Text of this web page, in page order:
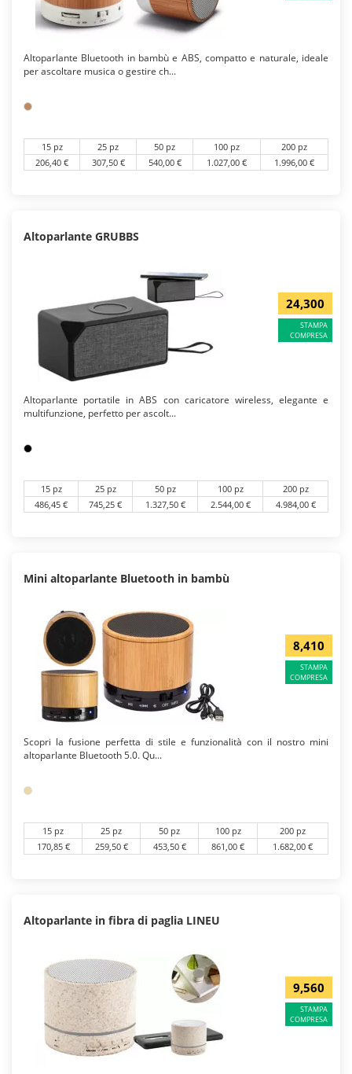
Altoparlante Bluetooth in bambù e ABS, compatto e naturale, ideale
per ascoltare musica o gestire ch...
15 pz 25 pz 50 pz 100 pz
200 pz
206,40 €
307,50 € 540,00 € 1.027,00 € 1.996,00 €
Altoparlante GRUBBS
24,300
STAMPA
COMPRESA
Altoparlante portatile in ABS con caricatore wireless, elegante e
multifunzione, perfetto per ascolt...
15 pz 25 pz 50 pz 100 pz
200 pz
486,45 €
745,25 € 1.327,50 € 2.544,00 € 4.984,00 €
Mini altoparlante Bluetooth in bambù
8,410
STAMPA
COMPRESA
Scopri la fusione perfetta di stile e funzionalità con il nostro mini
altoparlante Bluetooth 5.0. Qu...
15 pz 25 pz 50 pz 100 pz
200 pz
170,85 €
259,50 € 453,50 € 861,00 € 1.682,00 €
Altoparlante in fibra di paglia LINEU
9,560
STAMPA
COMPRESA